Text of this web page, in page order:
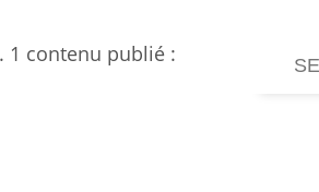
1 contenu publié :